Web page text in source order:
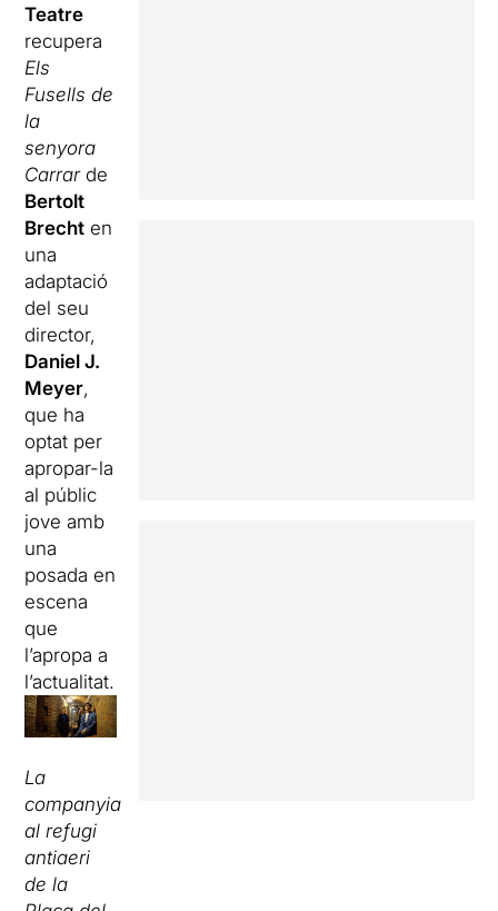
Teatre
recupera
Els
Fusells de
la
senyora
Carrarde
Bertolt
Brecht en
una
adaptació
del seu
director,
Daniel J.
Meyer,
que ha
optat per
apropar-la
al públic
jove amb
una
posada en
escena
que
l’apropa a
l’actualitat.
La
companyia
al refugi
antiaeri
de la